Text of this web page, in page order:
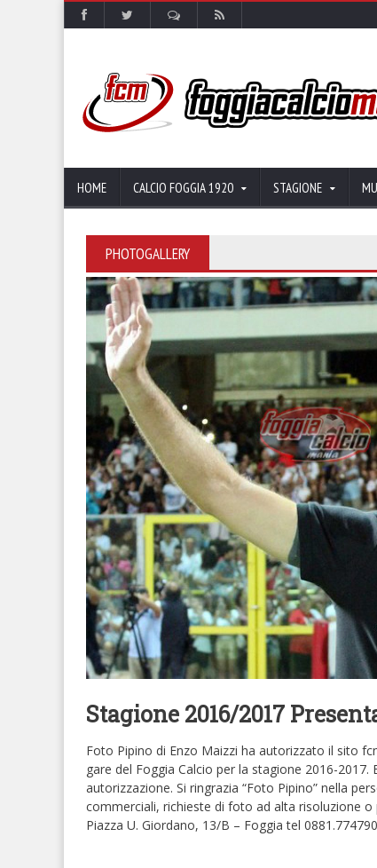
HOME CALCIO FOGGIA 1920 STAGIONE
PHOTOGALLERY
Stagione 2016/2017
Foto Pipino di Enzo Maizzi ha autorizzato il sito
gare del Foggia Calcio per la stagione 2016-
autorizzazione. Si ringrazia “Foto Pipino” nella
commerciali, richieste di foto ad alta risoluzione
Piazza U. Giordano, 13/B – Foggia tel 0881.774790